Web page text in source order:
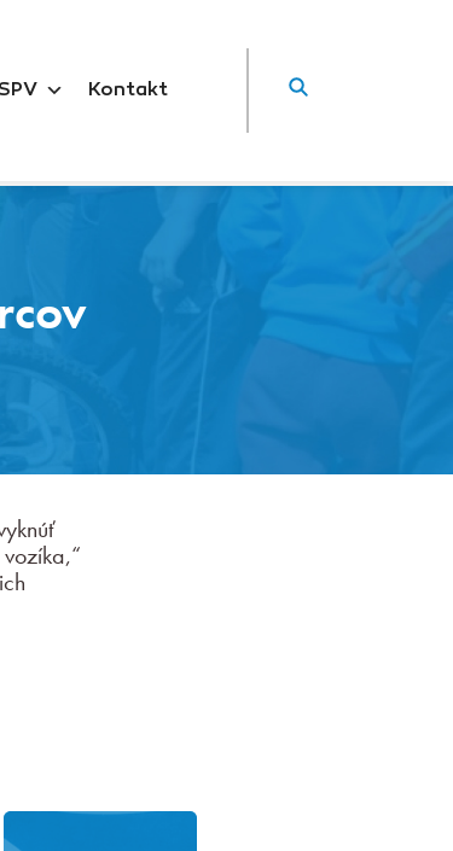
Kontakt